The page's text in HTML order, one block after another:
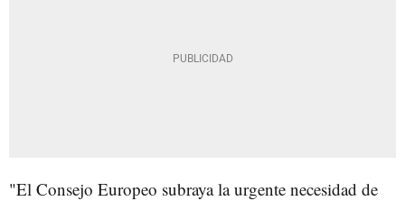
"El Consejo Europeo subraya la urgente necesidad de